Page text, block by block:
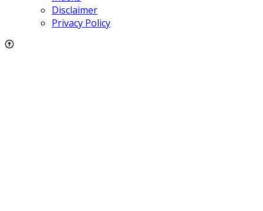
Disclaimer
Privacy Policy